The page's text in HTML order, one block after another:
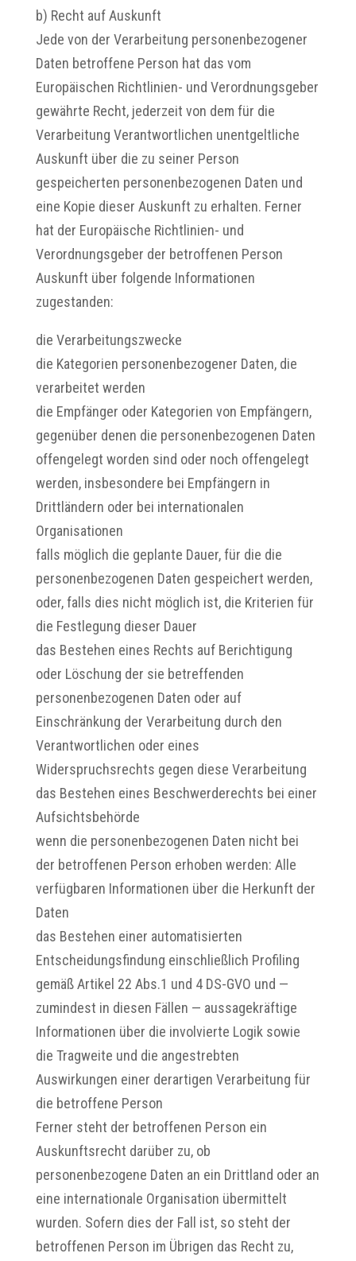
b) Recht auf Auskunft
Jede von der Verarbeitung personenbezogener
Daten betroffene Person hat das vom
Europäischen Richtlinien- und Verordnungsgeber
gewährte Recht, jederzeit von dem für die
Verarbeitung Verantwortlichen unentgeltliche
Auskunft über die zu seiner Person
gespeicherten personenbezogenen Daten und
eine Kopie dieser Auskunft zu erhalten. Ferner
hat der Europäische Richtlinien- und
Verordnungsgeber der betroffenen Person
Auskunft über folgende Informationen
zugestanden:
die Verarbeitungszwecke
die Kategorien personenbezogener Daten, die
verarbeitet werden
die Empfänger oder Kategorien von Empfängern,
gegenüber denen die personenbezogenen Daten
offengelegt worden sind oder noch offengelegt
werden, insbesondere bei Empfängern in
Drittländern oder bei internationalen
Organisationen
falls möglich die geplante Dauer, für die die
personenbezogenen Daten gespeichert werden,
oder, falls dies nicht möglich ist, die Kriterien für
die Festlegung dieser Dauer
das Bestehen eines Rechts auf Berichtigung
oder Löschung der sie betreffenden
personenbezogenen Daten oder auf
Einschränkung der Verarbeitung durch den
Verantwortlichen oder eines
Widerspruchsrechts gegen diese Verarbeitung
das Bestehen eines Beschwerderechts bei einer
Aufsichtsbehörde
wenn die personenbezogenen Daten nicht bei
der betroffenen Person erhoben werden: Alle
verfügbaren Informationen über die Herkunft der
Daten
das Bestehen einer automatisierten
Entscheidungsfindung einschließlich Profiling
gemäß Artikel 22 Abs.1 und 4 DS-GVO und —
zumindest in diesen Fällen — aussagekräftige
Informationen über die involvierte Logik sowie
die Tragweite und die angestrebten
Auswirkungen einer derartigen Verarbeitung für
die betroffene Person
Ferner steht der betroffenen Person ein
Auskunftsrecht darüber zu, ob
personenbezogene Daten an ein Drittland oder an
eine internationale Organisation übermittelt
wurden. Sofern dies der Fall ist, so steht der
betroffenen Person im Übrigen das Recht zu,